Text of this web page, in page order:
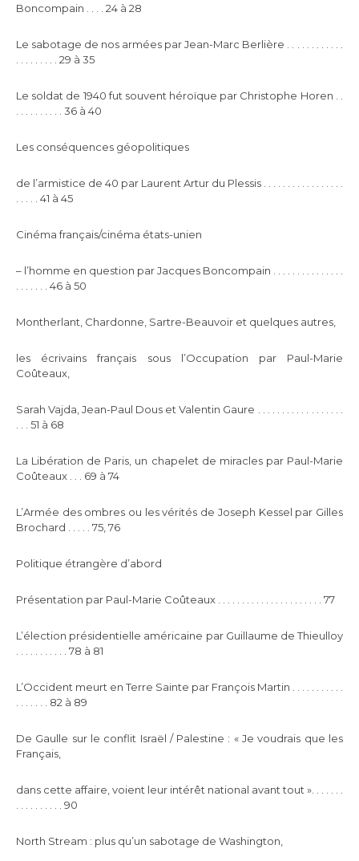
Boncompain . . . . 24 à 28
Le sabotage de nos armées par Jean-Marc Berlière . . . . . . . . . . . .
. . . . . . . . . 29 à 35
Le soldat de 1940 fut souvent héroïque par Christophe Horen . .
. . . . . . . . . . 36 à 40
Les conséquences géopolitiques
de l’armistice de 40 par Laurent Artur du Plessis . . . . . . . . . . . . . . . . .
. . . . . 41 à 45
Cinéma français/cinéma états-unien
– l’homme en question par Jacques Boncompain . . . . . . . . . . . . . . .
. . . . . . . 46 à 50
Montherlant, Chardonne, Sartre-Beauvoir et quelques autres,
les écrivains français sous l’Occupation par Paul-Marie
Coûteaux,
Sarah Vajda, Jean-Paul Dous et Valentin Gaure . . . . . . . . . . . . . . . . . .
. . . 51 à 68
La Libération de Paris, un chapelet de miracles par Paul-Marie
Coûteaux . . . 69 à 74
L’Armée des ombres ou les vérités de Joseph Kessel par Gilles
Brochard . . . . . 75, 76
Politique étrangère d’abord
Présentation par Paul-Marie Coûteaux . . . . . . . . . . . . . . . . . . . . . . 77
L’élection présidentielle américaine par Guillaume de Thieulloy
. . . . . . . . . . . 78 à 81
L’Occident meurt en Terre Sainte par François Martin . . . . . . . . . . .
. . . . . . . 82 à 89
De Gaulle sur le conflit Israël / Palestine : « Je voudrais que les
Français,
dans cette affaire, voient leur intérêt national avant tout ». . . . . . .
. . . . . . . . . . 90
North Stream : plus qu’un sabotage de Washington,